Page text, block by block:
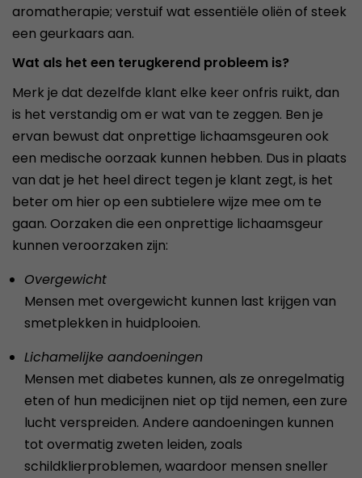
aromatherapie; verstuif wat essentiële oliën of steek
een geurkaars aan.
Wat als het een terugkerend probleem is?
Merk je dat dezelfde klant elke keer onfris ruikt, dan
is het verstandig om er wat van te zeggen. Ben je
ervan bewust dat onprettige lichaamsgeuren ook
een medische oorzaak kunnen hebben. Dus in plaats
van dat je het heel direct tegen je klant zegt, is het
beter om hier op een subtielere wijze mee om te
gaan. Oorzaken die een onprettige lichaamsgeur
kunnen veroorzaken zijn:
Overgewicht
Mensen met overgewicht kunnen last krijgen van
smetplekken in huidplooien.
Lichamelijke aandoeningen
Mensen met diabetes kunnen, als ze onregelmatig
eten of hun medicijnen niet op tijd nemen, een zure
lucht verspreiden. Andere aandoeningen kunnen
tot overmatig zweten leiden, zoals
schildklierproblemen, waardoor mensen sneller